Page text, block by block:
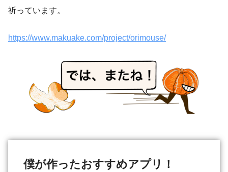
祈っています。
https://www.makuake.com/project/orimouse/
僕が作ったおすすめアプリ！